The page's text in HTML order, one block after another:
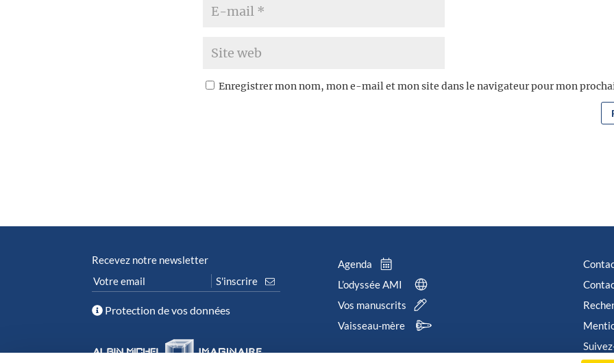
Enregistrer mon nom, mon e-mail et mon site dans le navigateur pour mon
Recevez notre newsletter
Protection de vos données
Agenda
L’odyssée AMI
Vos manuscrits
Vaisseau-mère